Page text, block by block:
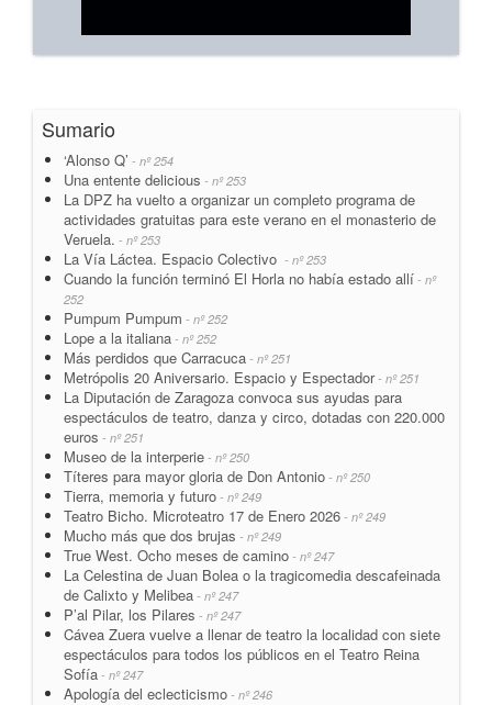
Sumario
‘Alonso Q’ - nº 254
Una entente delicious - nº 253
La DPZ ha vuelto a organizar un completo programa de
actividades gratuitas para este verano en el monasterio de
Veruela. - nº 253
La Vía Láctea. Espacio Colectivo - nº 253
Cuando la función terminó El Horla no había estado allí - nº
252
Pumpum Pumpum - nº 252
Lope a la italiana - nº 252
Más perdidos que Carracuca - nº 251
Metrópolis 20 Aniversario. Espacio y Espectador- nº 251
La Diputación de Zaragoza convoca sus ayudas para
espectáculos de teatro, danza y circo, dotadas con 220.000
euros - nº 251
Museo de la interperie - nº 250
Títeres para mayor gloria de Don Antonio - nº 250
Tierra, memoria y futuro - nº 249
Teatro Bicho. Microteatro 17 de Enero 2026 - nº 249
Mucho más que dos brujas - nº 249
True West. Ocho meses de camino - nº 247
La Celestina de Juan Bolea o la tragicomedia descafeinada
de Calixto y Melibea - nº 247
P’al Pilar, los Pilares - nº 247
Cávea Zuera vuelve a llenar de teatro la localidad con siete
espectáculos para todos los públicos en el Teatro Reina
Sofía - nº 247
Apología del eclecticismo - nº 246